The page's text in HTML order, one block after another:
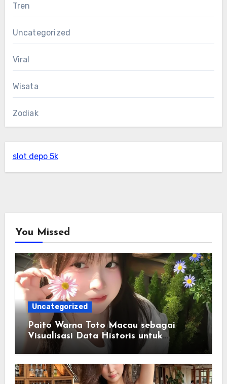
Tren
Uncategorized
Viral
Wisata
Zodiak
slot depo 5k
You Missed
Uncategorized
Paito Warna Toto Macau sebagai
Visualisasi Data Historis untuk
Memahami Informasi Secara Lebih